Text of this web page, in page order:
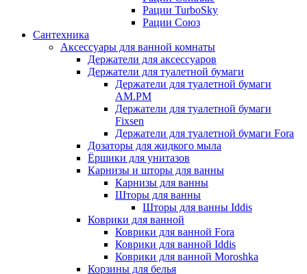
Рации TurboSky
Рации Союз
Сантехника
Аксессуары для ванной комнаты
Держатели для аксессуаров
Держатели для туалетной бумаги
Держатели для туалетной бумаги
AM.PM
Держатели для туалетной бумаги
Fixsen
Держатели для туалетной бумаги Fora
Дозаторы для жидкого мыла
Ёршики для унитазов
Карнизы и шторы для ванны
Карнизы для ванны
Шторы для ванны
Шторы для ванны Iddis
Коврики для ванной
Коврики для ванной Fora
Коврики для ванной Iddis
Коврики для ванной Moroshka
Корзины для белья